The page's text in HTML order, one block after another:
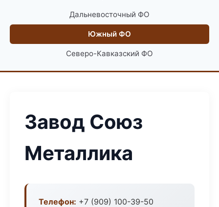
Дальневосточный ФО
Южный ФО
Северо-Кавказский ФО
Завод Союз
Металлика
Телефон: +7 (909) 100-39-50